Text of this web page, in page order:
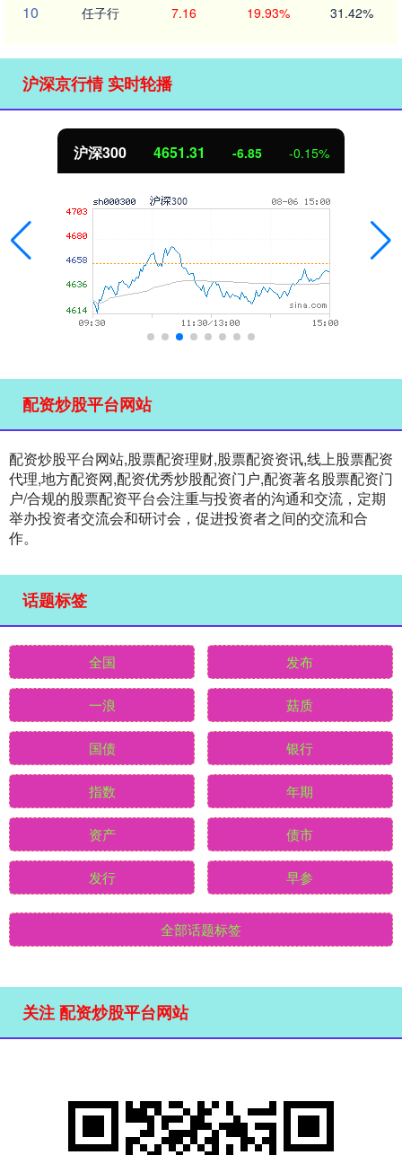
10 任子行 7.16 19.93% 31.42%
沪深京行情 实时轮播
沪深300 4651.31 -6.85 -0.15%
配资炒股平台网站
配资炒股平台网站,股票配资理财,股票配资资讯,线上股票配资
代理,地方配资网,配资优秀炒股配资门户,配资著名股票配资门
户/合规的股票配资平台会注重与投资者的沟通和交流，定期
举办投资者交流会和研讨会，促进投资者之间的交流和合
作。
话题标签
全国 发布
一浪 菇质
国债 银行
指数 年期
资产 债市
发行 早参
全部话题标签
关注 配资炒股平台网站